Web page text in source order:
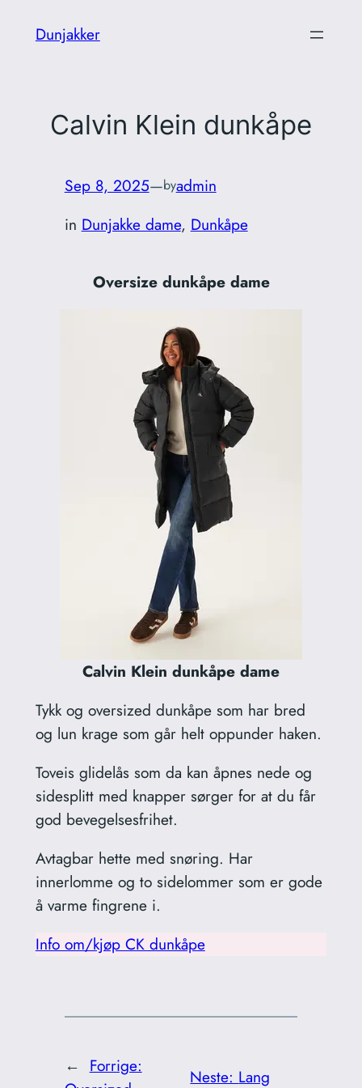
Dunjakker
Calvin Klein dunkåpe
Sep 8, 2025—byadmin
in Dunjakke dame, Dunkåpe
Oversize dunkåpe dame
Calvin Klein dunkåpe dame
Tykk og oversized dunkåpe som har bred
og lun krage som går helt oppunder haken.
Toveis glidelås som da kan åpnes nede og
sidesplitt med knapper sørger for at du får
god bevegelsesfrihet.
Avtagbar hette med snøring. Har
innerlomme og to sidelommer som er gode
å varme fingrene i.
Info om/kjøp CK dunkåpe
← Forrige:
Neste: Lang